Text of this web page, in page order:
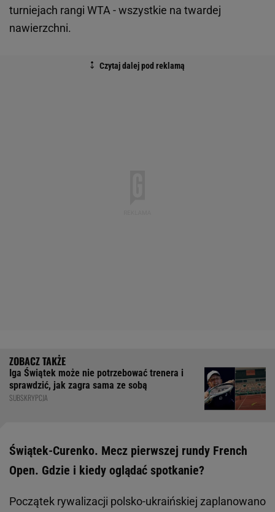
turniejach rangi WTA - wszystkie na twardej
nawierzchni.
Iga Świątek może nie potrzebować trenera i
sprawdzić, jak zagra sama ze sobą
SUBSKRYPCJA
Świątek-Curenko. Mecz pierwszej rundy French
Open. Gdzie i kiedy oglądać spotkanie?
Początek rywalizacji polsko-ukraińskiej zaplanowano